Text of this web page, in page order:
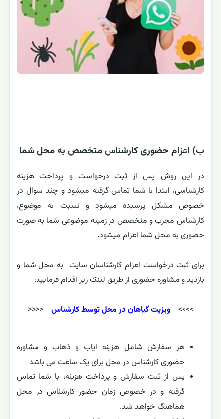
ب) اعزام حضوری کارشناس متخصص به محل شما
در این روش پس از ثبت درخواست و پرداخت هزینه
کارشناسی، ابتدا با شما تماس گرفته میشود و چند سوال در
خصوص مشکل پرسیده میشود و نسبت به موضوع،
کارشناس مجرب و متخصص در زمینه موضوعی شما به صورت
حضوری به محل شما اعزام میشود.
برای ثبت درخواست اعزام کارشناسان سایت به محل شما و
بازدید و مشاوره حضوری از طریق لینک زیر اقدام فرمایید:
>>>>ویزیت گیاهان در محل توسط کارشناس <<<<
هر سفارش شامل هزینه ایاب و ذهاب و مشاوره
حضوری کارشناس در محل برای یک ساعت می باشد
پس از ثبت سفارش و پرداخت هزینه،‌ با شما تماس
گرفته و در خصوص زمان حضور کارشناس در محل
هماهنگ خواهد شد.